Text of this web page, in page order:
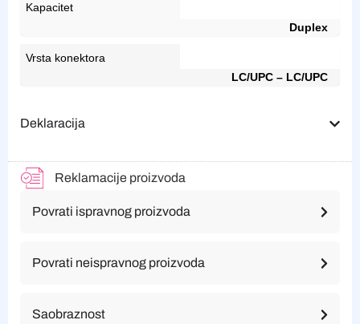
Kapacitet
Duplex
Vrsta konektora
LC/UPC – LC/UPC
Deklaracija
Reklamacije proizvoda
Povrati ispravnog proizvoda
Povrati neispravnog proizvoda
Saobraznost